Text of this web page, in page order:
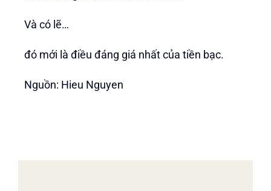
Và có lẽ…
đó mới là điều đáng giá nhất của tiền bạc.
Nguồn: Hieu Nguyen